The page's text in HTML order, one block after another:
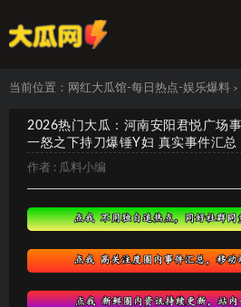
当前位置： 网红大瓜馆-每日热点-娱乐爆料 >
2026热门大瓜：河南安阳君悦广场
一怒之下持刀爆锤Y妇 真实事件汇总
作者 : 瓜料小编